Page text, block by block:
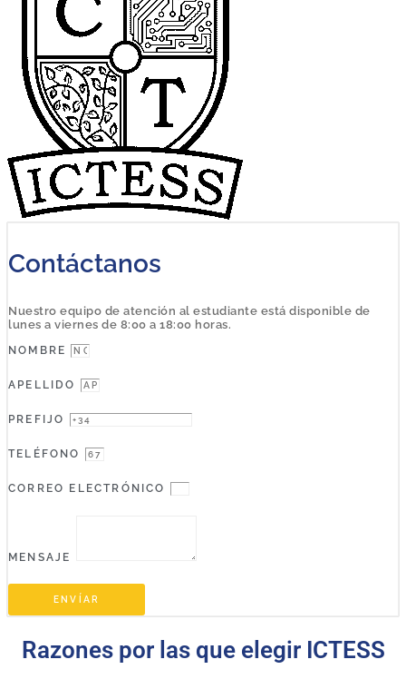
Contáctanos
Nuestro equipo de atención al estudiante está disponible de
lunes a viernes de 8:00 a 18:00 horas.
NOMBRE
APELLIDO
PREFIJO
TELÉFONO
CORREO ELECTRÓNICO
MENSAJE
ENVÍAR
Razones por las que elegir ICTESS